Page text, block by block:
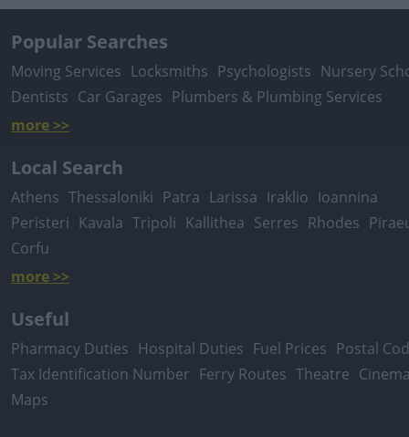
Popular Searches
Moving Services Locksmiths Psychologists Nursery
Dentists Car Garages Plumbers & Plumbing Services
more >>
Local Search
Athens Thessaloniki Patra Larissa Iraklio Ioannina
Peristeri Kavala Tripoli Kallithea Serres Rhodes
Corfu
more >>
Useful
Pharmacy Duties Hospital Duties Fuel Prices Postal
Tax Identification Number Ferry Routes Theatre
Maps